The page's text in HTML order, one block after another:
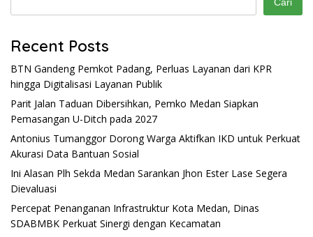
Recent Posts
BTN Gandeng Pemkot Padang, Perluas Layanan dari KPR
hingga Digitalisasi Layanan Publik
Parit Jalan Taduan Dibersihkan, Pemko Medan Siapkan
Pemasangan U-Ditch pada 2027
Antonius Tumanggor Dorong Warga Aktifkan IKD untuk Perkuat
Akurasi Data Bantuan Sosial
Ini Alasan Plh Sekda Medan Sarankan Jhon Ester Lase Segera
Dievaluasi
Percepat Penanganan Infrastruktur Kota Medan, Dinas
SDABMBK Perkuat Sinergi dengan Kecamatan